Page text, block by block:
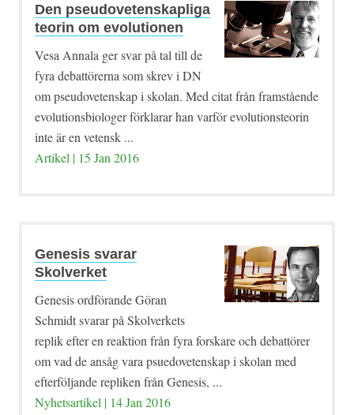
Den pseudovetenskapliga
teorin om evolutionen
Vesa Annala ger svar på tal till de
fyra debattörerna som skrev i DN
om pseudovetenskap i skolan. Med citat från framstående
evolutionsbiologer förklarar han varför evolutionsteorin
inte är en vetensk ...
Artikel | 15 Jan 2016
Genesis svarar
Skolverket
Genesis ordförande Göran
Schmidt svarar på Skolverkets
replik efter en reaktion från fyra forskare och debattörer
om vad de ansåg vara psuedovetenskap i skolan med
efterföljande repliken från Genesis, ...
Nyhetsartikel | 14 Jan 2016